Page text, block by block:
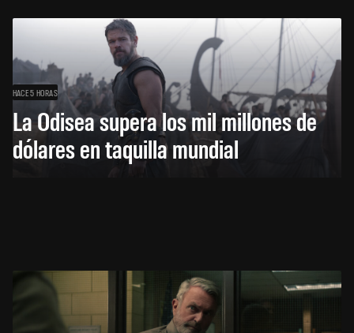
HACE 5 HORAS
La Odisea supera los mil millones de
dólares en taquilla mundial